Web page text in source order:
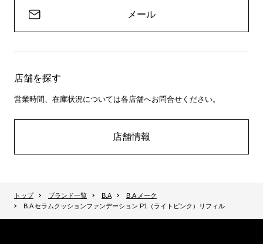
メール
店舗を探す
営業時間、在庫状況については各店舗へお問合せください。
店舗情報
トップ ブランド一覧 B.A
B.A メーク
B.A セラムクッションファンデーション P1（ライトピンク）リフィル